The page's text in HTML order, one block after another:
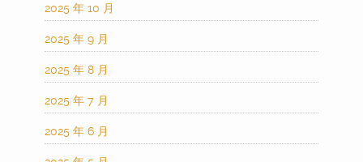
2025 年 10 月
2025 年 9 月
2025 年 8 月
2025 年 7 月
2025 年 6 月